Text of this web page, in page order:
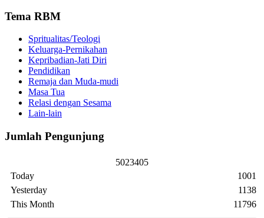
Tema RBM
Spritualitas/Teologi
Keluarga-Pernikahan
Kepribadian-Jati Diri
Pendidikan
Remaja dan Muda-mudi
Masa Tua
Relasi dengan Sesama
Lain-lain
Jumlah Pengunjung
5023405
Today
Yesterday
This Month
1001
1138
11796